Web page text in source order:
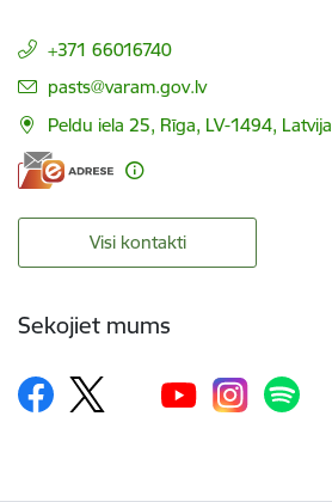
+371 66016740
E-pasts:
pasts@varam.gov.lv
Peldu iela 25, Rīga, LV-1494, Latvija
Visi kontakti
Sekojiet mums